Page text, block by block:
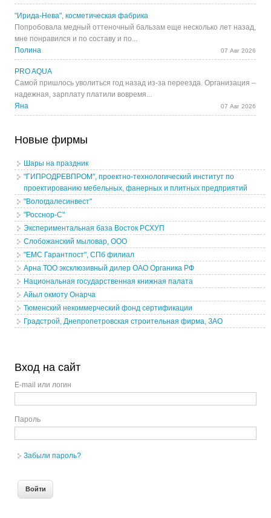
"Ирида-Нева", косметическая фабрика
Попробовала медный оттеночный бальзам еще несколько лет назад,
мне понравился и по составу и по...
Полина
07 Авг 2026
PRO AQUA
Самой пришлось уволиться год назад из-за переезда. Организация –
надежная, зарплату платили вовремя...
Яна
07 Авг 2026
Новые фирмы
Шары на праздник
"ГИПРОДРЕВПРОМ", проектно-технологический институт по
проектированию мебельных, фанерных и плитных предприятий
"Вологдалесинвест"
"Росснор-С"
Экспериментальная база Восток РСХУП
Слобожанский мыловар, ООО
"ЕМС Гарантпост", СПб филиал
Арна ТОО эксклюзивный дилер ОАО Органика РФ
Национальная государственная книжная палата
Айыл окмоту Онарча
Тюменский некоммерческий фонд сертификации
Градстрой, Днепропетровская строительная фирма, ЗАО
Вход на сайт
E-mail или логин
Пароль
Забыли пароль?